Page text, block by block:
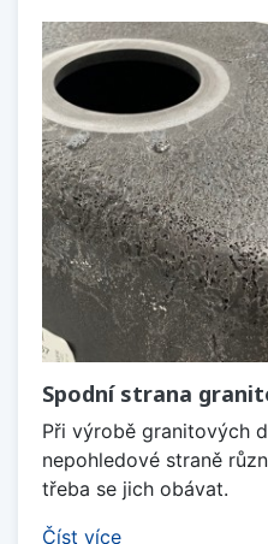
Spodní strana
Při výrobě granitových
nepohledové straně
třeba se jich obávat.
Číst více